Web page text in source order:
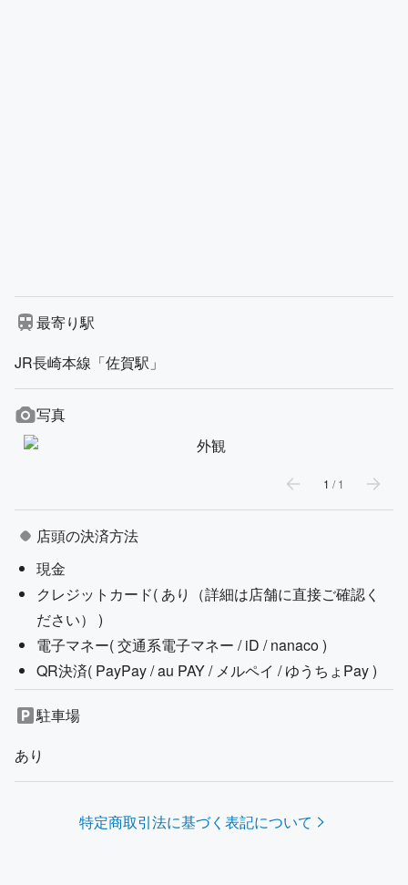
最寄り駅
JR長崎本線「佐賀駅」
写真
1 /1
店頭の決済方法
現金
クレジットカード( あり（詳細は店舗に直接ご確認く
ださい）
)
電子マネー(交通系電子マネー / iD / nanaco)
QR決済( PayPay / au PAY / メルペイ / ゆうちょPay)
駐車場
あり
特定商取引法に基づく表記について